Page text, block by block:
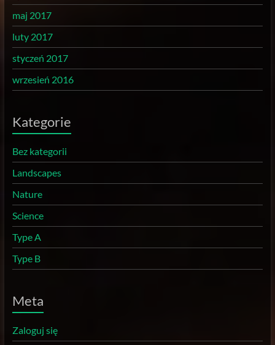
maj 2017
luty 2017
styczeń 2017
wrzesień 2016
Kategorie
Bez kategorii
Landscapes
Nature
Science
Type A
Type B
Meta
Zaloguj się